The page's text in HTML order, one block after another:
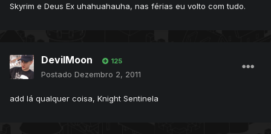
Skyrim e Deus Ex uhahuahauha, nas férias eu volto com tudo.
DevilMoon 125
Postado Dezembro 2, 2011
add lá qualquer coisa, Knight Sentinela